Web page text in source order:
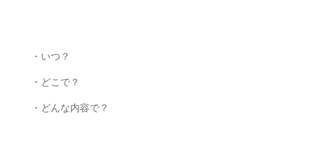
・いつ？
・どこで？
・どんな内容で？